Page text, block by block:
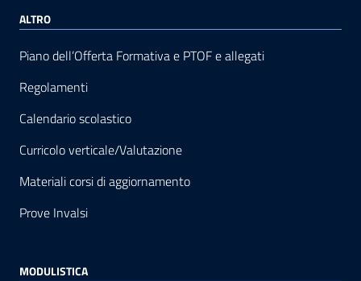
ALTRO
Piano dell’Offerta Formativa e PTOF e allegati
Regolamenti
Calendario scolastico
Curricolo verticale/Valutazione
Materiali corsi di aggiornamento
Prove Invalsi
MODULISTICA